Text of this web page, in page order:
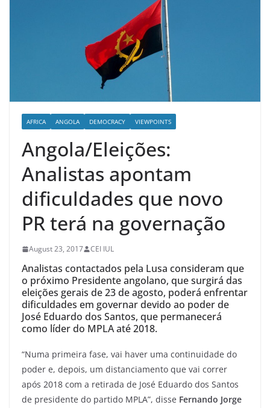
AFRICA ANGOLA DEMOCRACY VIEWPOINTS
Angola/Eleições:
Analistas apontam
dificuldades que novo
PR terá na governação
August 23, 2017 CEI IUL
Analistas contactados pela Lusa consideram que
o próximo Presidente angolano, que surgirá das
eleições gerais de 23 de agosto, poderá enfrentar
dificuldades em governar devido ao poder de
José Eduardo dos Santos, que permanecerá
como líder do MPLA até 2018.
“Numa primeira fase, vai haver uma continuidade do
poder e, depois, um distanciamento que vai correr
após 2018 com a retirada de José Eduardo dos Santos
de presidente do partido MPLA”, disse Fernando Jorge